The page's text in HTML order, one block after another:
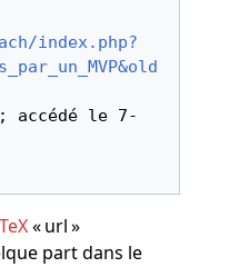
index.php?
« url »
part dans le